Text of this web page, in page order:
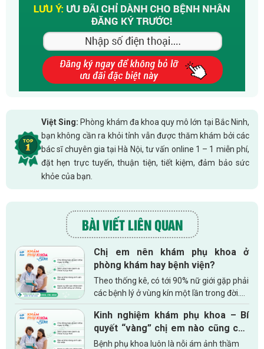
Việt Sing: Phòng khám đa khoa quy mô lớn tại Bắc Ninh,
bạn không cần ra khỏi tỉnh vẫn được thăm khám bởi các
bác sĩ chuyên gia tại Hà Nội, tư vấn online 1 – 1 miễn phí,
đặt hẹn trực tuyến, thuận tiện, tiết kiệm, đảm bảo sức
khỏe của bạn.
BÀI VIẾT LIÊN QUAN
Chị em nên khám phụ khoa ở
phòng khám hay bệnh viện?
Theo thống kê, có tới 90% nữ giới gặp phải
các bệnh lý ở vùng kín một lần trong đời.
Các bệnh phụ khoa không chỉ khiến chị em
khó chịu mà còn tăng nguy cơ vô sinh –
hiếm...
Kinh nghiệm khám phụ khoa – Bí
quyết “vàng” chị em nào cũng cần
biết
Bệnh phụ khoa luôn là nỗi ám ảnh thầm